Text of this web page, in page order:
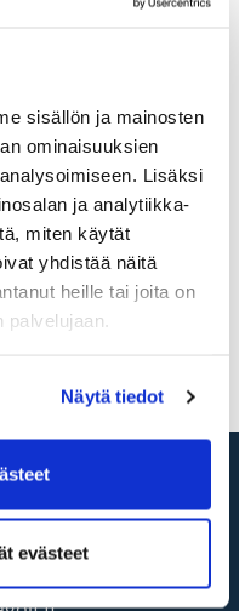
sisällön ja mainosten
ominaisuuksien
Lisäksi
ja analytiikka-
miten käytät
yhdistää näitä
heille tai joita on
palvelujaan.
Näytä tiedot
evästeet